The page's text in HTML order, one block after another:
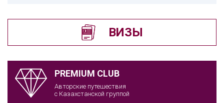
ВИЗЫ
PREMIUM CLUB
Авторские путешествия
с Казахстанской группой